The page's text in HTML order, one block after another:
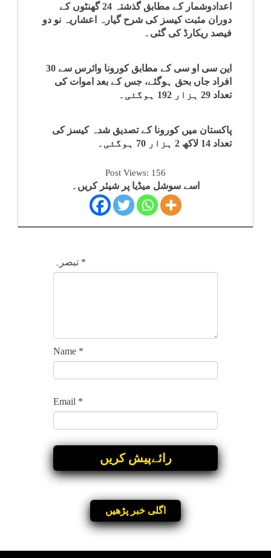
اعدادوشمار کے مطابق گذشتہ 24 گھنٹوں کے
دوران مثبت کیسز کی شرح گیارہ اعشاریہ نو دو
فیصد ریکارڈ کی گئی۔
این سی او سی کے مطابق کورونا وائرس سے 30
افراد جاں بحق ہوگئے، جس کے بعد اموات کی
تعداد 29 ہزار 192 ہوگئی۔
پاکستان میں کورونا کے تصدیق شدہ کیسز کی
تعداد 14 لاکھ 2 ہزار 70 ہوگئی۔
Post Views: 156
اسے سوشل میڈیا پر شیئر کریں۔
تبصرہ *
Name *
Email *
اگلی خبر پڑھیں